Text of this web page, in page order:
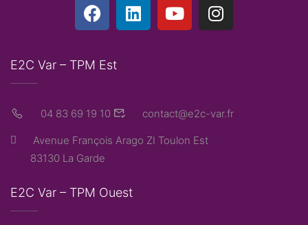
E2C Var – TPM Est
04 83 69 19 10 contact@e2c-var.fr
Avenue François Arago ZI Toulon Est
83130 La Garde
E2C Var – TPM Ouest